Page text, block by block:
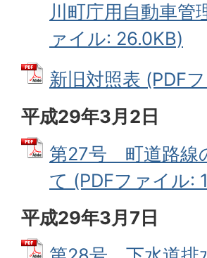
川町庁用自動車管
ァイル: 26.0KB)
新旧対照表 (PDF
平成29年3月2日
第27号 町道路線
て (PDFファイル:
平成29年3月7日